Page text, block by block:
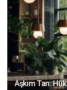
Aşkım Tan: